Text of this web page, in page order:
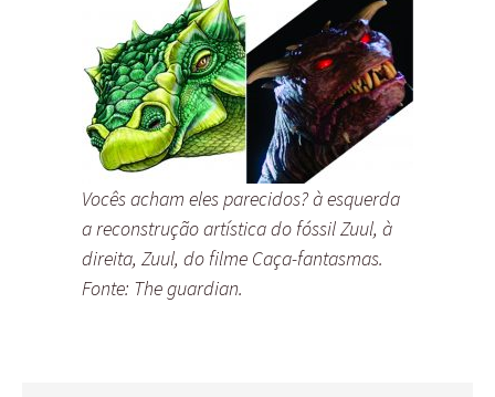
Vocês acham eles parecidos? à esquerda
a reconstrução artística do fóssil Zuul, à
direita, Zuul, do filme Caça-fantasmas.
Fonte: The guardian.